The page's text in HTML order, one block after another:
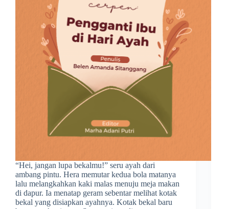
“Hei, jangan lupa bekalmu!” seru ayah dari
ambang pintu. Hera memutar kedua bola matanya
lalu melangkahkan kaki malas menuju meja makan
di dapur. Ia menatap geram sebentar melihat kotak
bekal yang disiapkan ayahnya. Kotak bekal baru